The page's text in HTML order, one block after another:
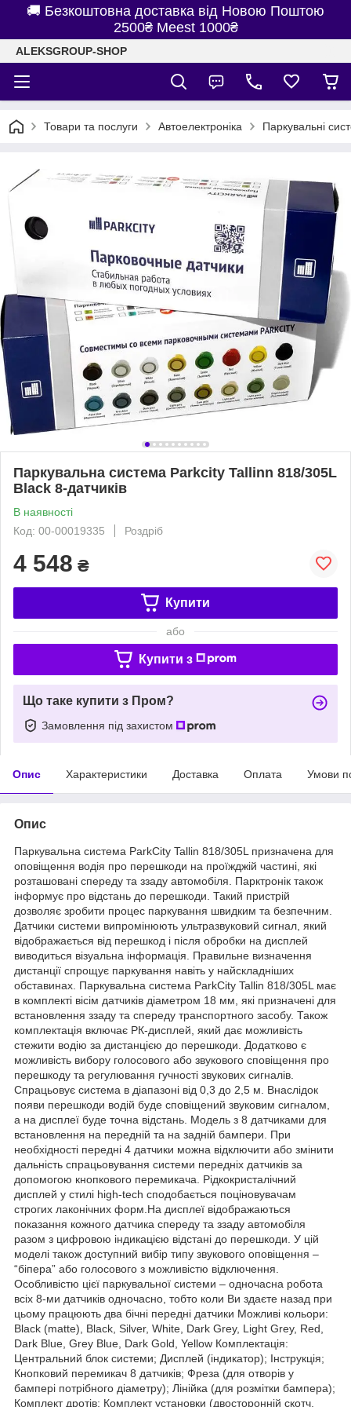
🚚 Безкоштовна доставка від Новою Поштою
2500₴ Meest 1000₴
ALEKSGROUP-SHOP
Товари та послуги Автоелектроніка Паркувальні
Паркувальна система Parkcity Tallinn 818/305L
Black 8-датчиків
В наявності
Код: 00-00019335
Роздріб
4 548 ₴
Купити
або
Купити з
Що таке купити з Пром?
Замовлення під захистом
Опис Характеристики Доставка Оплата Умови
Опис
Паркувальна система ParkCity Tallin 818/305L призначена для
оповіщення водія про перешкоди на проїжджій частині, які
розташовані спереду та ззаду автомобіля. Парктронік також
інформує про відстань до перешкоди. Такий пристрій
дозволяє зробити процес паркування швидким та безпечним.
Датчики системи випромінюють ультразвуковий сигнал, який
відображається від перешкод і після обробки на дисплей
виводиться візуальна інформація. Правильне визначення
дистанції спрощує паркування навіть у найскладніших
обставинах. Паркувальна система ParkCity Tallin 818/305L має
в комплекті вісім датчиків діаметром 18 мм, які призначені для
встановлення ззаду та спереду транспортного засобу. Також
комплектація включає РК-дисплей, який дає можливість
стежити водію за дистанцією до перешкоди. Додатково є
можливість вибору голосового або звукового сповіщення про
перешкоду та регулювання гучності звукових сигналів.
Спрацьовує система в діапазоні від 0,3 до 2,5 м. Внаслідок
появи перешкоди водій буде сповіщений звуковим сигналом,
а на дисплеї буде точна відстань. Модель з 8 датчиками для
встановлення на передній та на задній бампери. При
необхідності передні 4 датчики можна відключити або змінити
дальність спрацьовування системи передніх датчиків за
допомогою кнопкового перемикача. Рідкокристалічний
дисплей у стилі high-tech сподобається поціновувачам
строгих лаконічних форм.На дисплеї відображаються
показання кожного датчика спереду та ззаду автомобіля
разом з цифровою індикацією відстані до перешкоди. У цій
моделі також доступний вибір типу звукового оповіщення –
“біпера” або голосового з можливістю відключення.
Особливістю цієї паркувальної системи – одночасна робота
всіх 8-ми датчиків одночасно, тобто коли Ви здаєте назад при
цьому працюють два бічні передні датчики Можливі кольори:
Black (matte), Black, Silver, White, Dark Grey, Light Grey, Red,
Dark Blue, Grey Blue, Dark Gold, Yellow Комплектація:
Центральний блок системи; Дисплей (індикатор); Інструкція;
Кнопковий перемикач 8 датчиків; Фреза (для отворів у
бампері потрібного діаметру); Лінійка (для розмітки бампера);
Комплект дротів; Комплект установки (двосторонній скотч,